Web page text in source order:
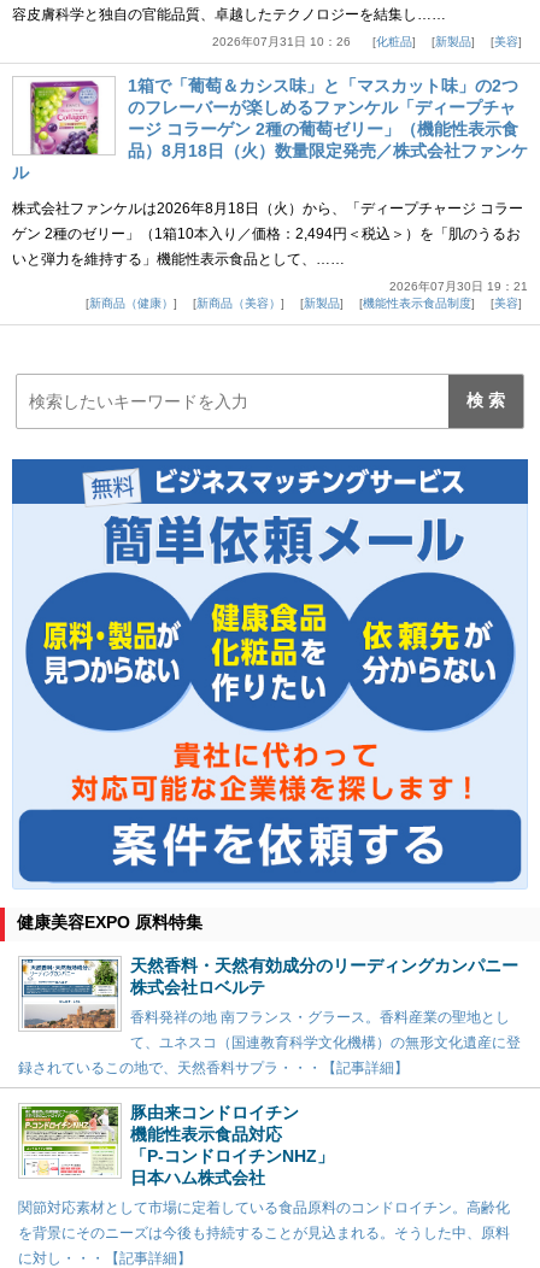
容皮膚科学と独自の官能品質、卓越したテクノロジーを結集し……
2026年07月31日 10：26 化粧品 新製品 美容
1箱で「葡萄＆カシス味」と「マスカット味」の2つ
のフレーバーが楽しめるファンケル「ディープチャ
ージ コラーゲン 2種の葡萄ゼリー」（機能性表示食
品）8月18日（火）数量限定発売／株式会社ファンケ
ル
株式会社ファンケルは2026年8月18日（火）から、「ディープチャージ コラー
ゲン 2種のゼリー」（1箱10本入り／価格：2,494円＜税込＞）を「肌のうるお
いと弾力を維持する」機能性表示食品として、……
2026年07月30日 19：21
新商品（健康）
新商品（美容） 新製品 機能性表示食品制度 美容
健康美容EXPO 原料特集
天然香料・天然有効成分のリーディングカンパニー
株式会社ロベルテ
香料発祥の地 南フランス・グラース。香料産業の聖地とし
て、ユネスコ（国連教育科学文化機構）の無形文化遺産に登
録されているこの地で、天然香料サプラ・・・【記事詳細】
豚由来コンドロイチン
機能性表示食品対応
「P-コンドロイチンNHZ」
日本ハム株式会社
関節対応素材として市場に定着している食品原料のコンドロイチン。高齢化
を背景にそのニーズは今後も持続することが見込まれる。そうした中、原料
に対し・・・【記事詳細】